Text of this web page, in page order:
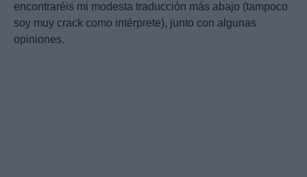
encontraréis mi modesta traducción más abajo (tampoco
soy muy crack como intérprete), junto con algunas
opiniones.